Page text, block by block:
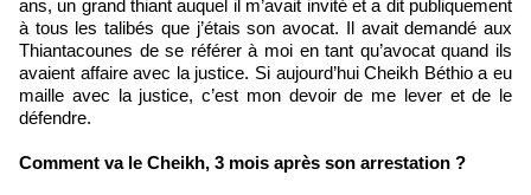
ans, un grand thiant auquel il m’avait invité et a dit publiquement
à tous les talibés que j’étais son avocat. Il avait demandé aux
Thiantacounes de se référer à moi en tant qu’avocat quand ils
avaient affaire avec la justice. Si aujourd’hui Cheikh Béthio a eu
maille avec la justice, c’est mon devoir de me lever et de le
défendre.
Comment va le Cheikh, 3 mois après son arrestation ?